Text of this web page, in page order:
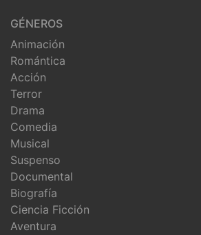
GÉNEROS
Animación
Romántica
Acción
Terror
Drama
Comedia
Musical
Suspenso
Documental
Biografía
Ciencia Ficción
Aventura